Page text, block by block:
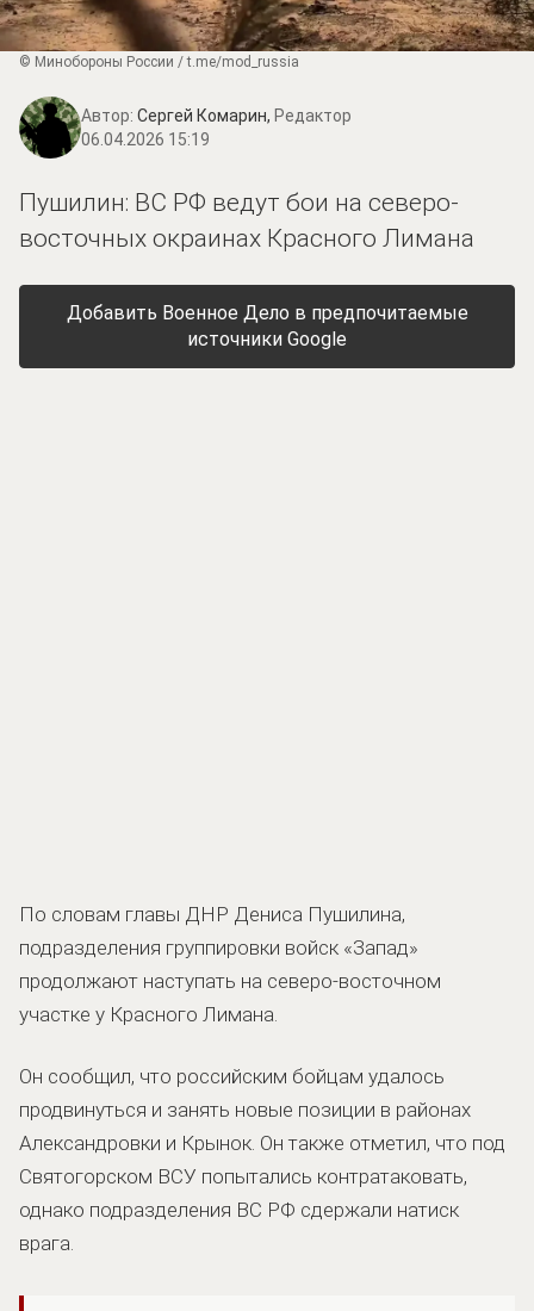
© Минобороны России / t.me/mod_russia
Автор: Сергей Комарин, Редактор
06.04.2026 15:19
Пушилин: ВС РФ ведут бои на северо-
восточных окраинах Красного Лимана
Добавить Военное Дело в предпочитаемые
источники Google
По словам главы ДНР Дениса Пушилина,
подразделения группировки войск «Запад»
продолжают наступать на северо-восточном
участке у Красного Лимана.
Он сообщил, что российским бойцам удалось
продвинуться и занять новые позиции в районах
Александровки и Крынок. Он также отметил, что под
Святогорском ВСУ попытались контратаковать,
однако подразделения ВС РФ сдержали натиск
врага.